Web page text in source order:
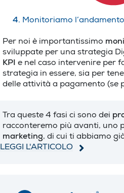
4. Monitoriamo
Per noi è importantissimo
sviluppate per una strategia
KPI e nel caso intervenire per
strategia in essere, sia per
delle attività a pagamento (se
Tra queste 4 fasi ci sono dei
racconteremo più avanti, uno
marketing, di cui ti abbiamo
LEGGI L'ARTICOLO